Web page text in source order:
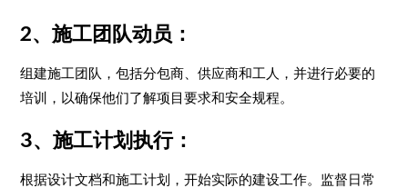
2、施工团队动员：
组建施工团队，包括分包商、供应商和工人，并进行必要的
培训，以确保他们了解项目要求和安全规程。
3、施工计划执行：
根据设计文档和施工计划，开始实际的建设工作。监督日常